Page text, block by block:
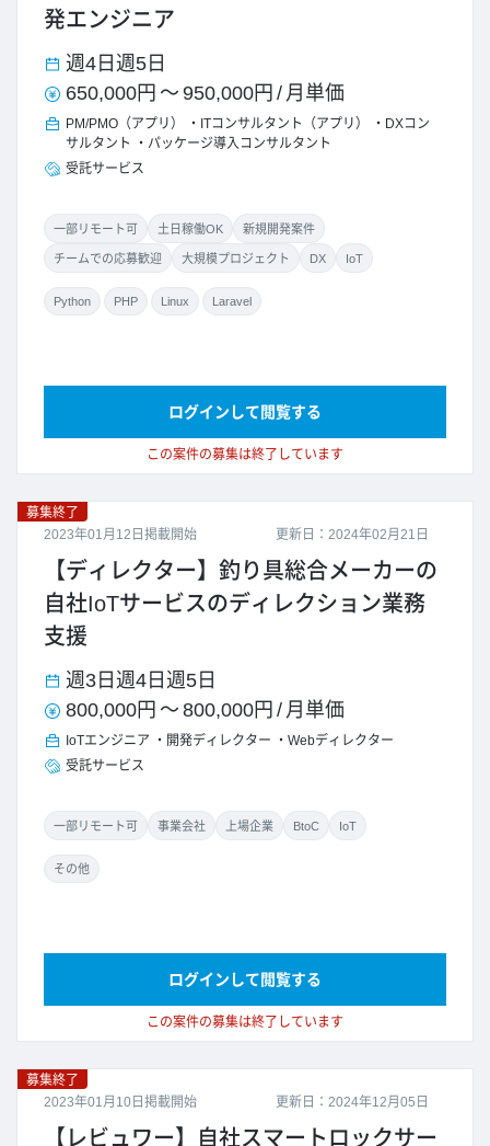
発エンジニア
週4日 週5日
650,000円 ～ 950,000円 / 月単価
PM/PMO（アプリ） ITコンサルタント（アプリ）
DXコン
サルタント
パッケージ導入コンサルタント
受託サービス
一部リモート可 土日稼働OK 新規開発案件
チームでの応募歓迎 大規模プロジェクト DX IoT
Python PHP Linux Laravel
この案件の募集は終了しています
ログインして閲覧する
更新日：2024年02月21日
募集終了
2023年01月12日掲載開始
【ディレクター】釣り具総合メーカーの
自社IoTサービスのディレクション業務
支援
週3日 週4日 週5日
800,000円 ～ 800,000円 / 月単価
IoTエンジニア 開発ディレクター
Webディレクター
受託サービス
一部リモート可 事業会社 上場企業 BtoC IoT
その他
この案件の募集は終了しています
ログインして閲覧する
更新日：2024年12月05日
募集終了
2023年01月10日掲載開始
【レビュワー】自社スマートロックサー